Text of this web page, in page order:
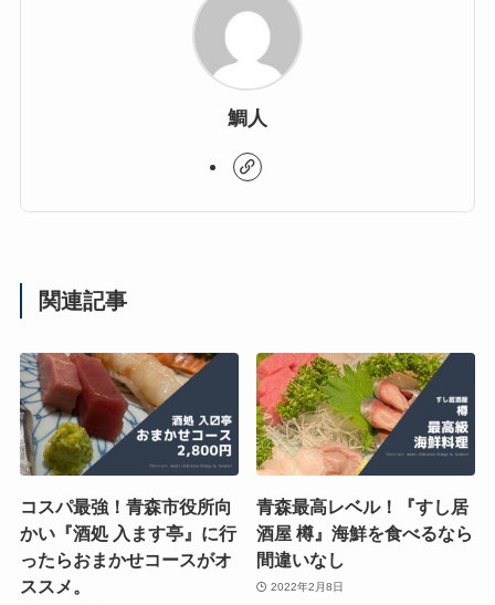
鯛人
関連記事
コスパ最強！青森市役所向
かい『酒処 入ます亭』に行
ったらおまかせコースがオ
ススメ。
青森最高レベル！『すし居
酒屋 樽』海鮮を食べるなら
間違いなし
2022年2月8日